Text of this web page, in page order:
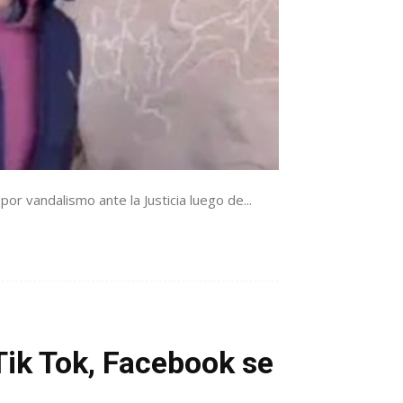
vandalismo ante la Justicia luego de...
Tok, Facebook se